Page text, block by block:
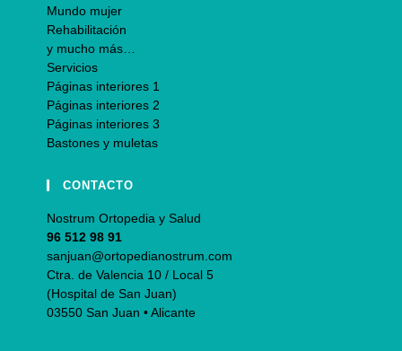
Mundo mujer
Rehabilitación
y mucho más…
Servicios
Páginas interiores 1
Páginas interiores 2
Páginas interiores 3
Bastones y muletas
CONTACTO
Nostrum Ortopedia y Salud
96 512 98 91
sanjuan@ortopedianostrum.com
Ctra. de Valencia 10 / Local 5
(Hospital de San Juan)
03550 San Juan • Alicante